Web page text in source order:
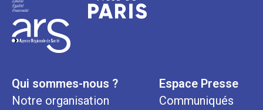
Qui sommes-nous ?
Notre organisation
Espace Presse
Communiqués